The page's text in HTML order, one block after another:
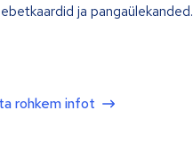
ja pangaülekanded.
rohkem infot